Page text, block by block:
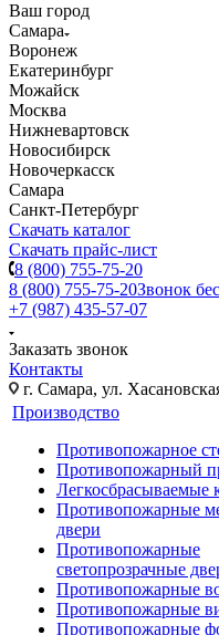
Ваш город
Самара
Воронеж
Екатеринбург
Можайск
Москва
Нижневартовск
Новосибирск
Новочеркасск
Самара
Санкт-Петербург
Скачать каталог
Скачать прайс-лист
8 (800) 755-75-20
8 (800) 755-75-20Звонок
+7 (987) 435-57-07
Заказать звонок
Контакты
г. Самара, ул.
Производство
Противопожарное
Противопожарный
Легкосбрасываемые
Противопожарные
двери
Противопожарные
светопрозрачные
Противопожарные
Противопожарные
Противопожарные